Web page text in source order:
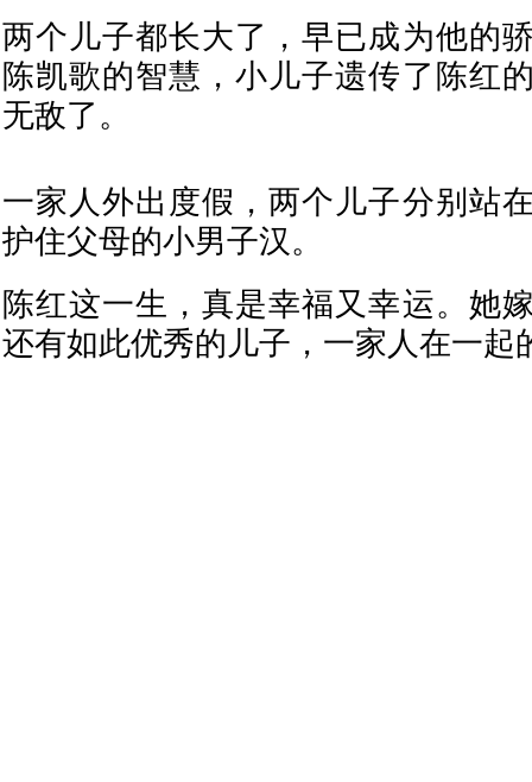
两个儿子都长大了，早已成为他的
陈凯歌的智慧，小儿子遗传了陈红
无敌了。
一家人外出度假，两个儿子分别站
护住父母的小男子汉。
陈红这一生，真是幸福又幸运。她
还有如此优秀的儿子，一家人在一起